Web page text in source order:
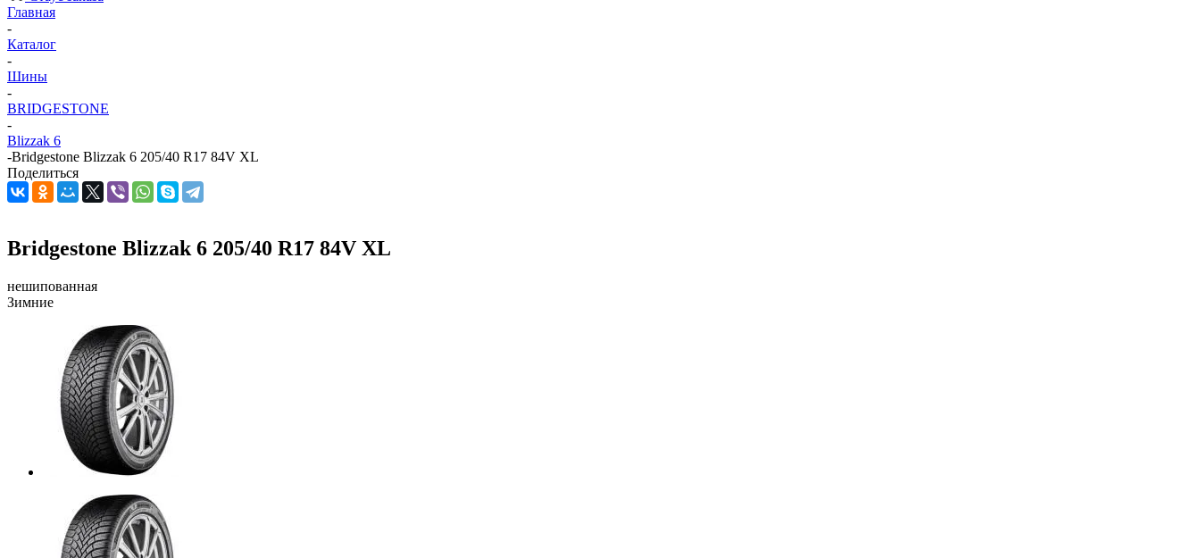
Главная
-
Каталог
-
Шины
-
BRIDGESTONE
-
Blizzak 6
-Bridgestone Blizzak 6 205/40 R17 84V XL
Поделиться
Bridgestone Blizzak 6 205/40 R17 84V XL
нешипованная
Зимние